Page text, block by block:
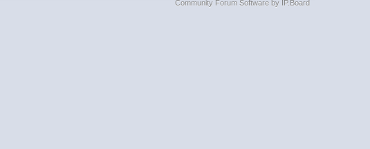
Community Forum Software by IP.Board